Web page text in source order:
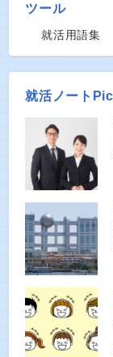
ツール
就活用語集
就活ノート